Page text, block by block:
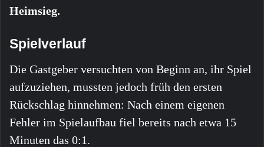
Heimsieg.
Spielverlauf
Die Gastgeber versuchten von Beginn an, ihr Spiel
aufzuziehen, mussten jedoch früh den ersten
Rückschlag hinnehmen: Nach einem eigenen
Fehler im Spielaufbau fiel bereits nach etwa 15
Minuten das 0:1.